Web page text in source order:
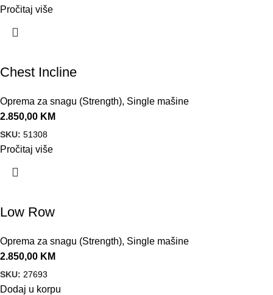
Pročitaj više
Chest Incline
Oprema za snagu (Strength), Single mašine
2.850,00 KM
SKU: 51308
Pročitaj više
Low Row
Oprema za snagu (Strength), Single mašine
2.850,00 KM
SKU: 27693
Dodaj u korpu